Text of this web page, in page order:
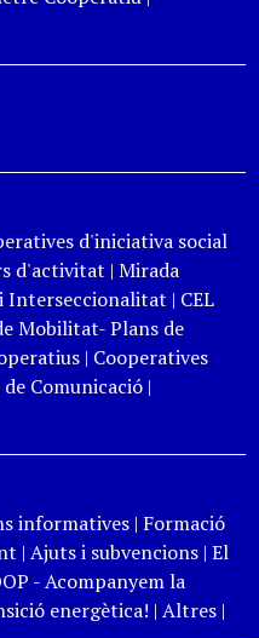
d'iniciativa social
d'activitat | Mirada
Interseccionalitat | CEL
Mobilitat- Plans de
| Cooperatives
Comunicació|
informatives| Formació
| Ajuts i subvencions| El
- Acompanyem la
energètica! | Altres|